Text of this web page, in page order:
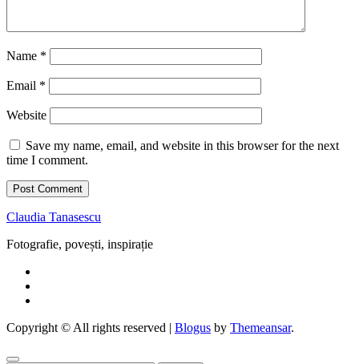
Name *
Email *
Website
Save my name, email, and website in this browser for the next
time I comment.
Claudia Tanasescu
Fotografie, povești, inspirație
Copyright © All rights reserved | Blogus by Themeansar.